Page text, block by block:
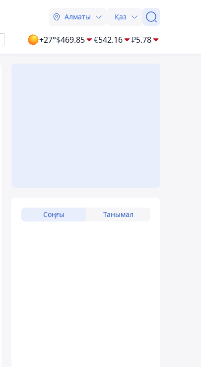
Алматы Қаз
+27°$469.85 €542.16 ₽5.78
Соңғы Танымал